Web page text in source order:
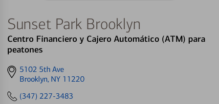
Sunset Park Brooklyn
Centro Financiero y Cajero Automático (ATM) para
peatones
Get
directions
5102 5th Ave
Brooklyn, NY 11220
(347) 227-3483